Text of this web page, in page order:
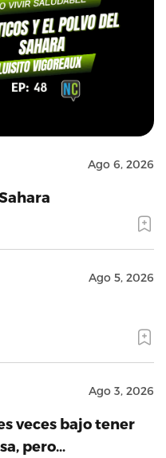
Ago 6, 2026
Ago 5, 2026
Ago 3, 2026
veces bajo tener
pero…